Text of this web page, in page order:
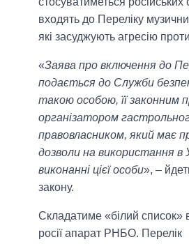
входять до Переліку
які засуджують агресію
«Заява про включення до
подається до Служби
такою особою, її законним
організатором
правовласником, який має
дозволи на використання в
виконанні цієї особи», –
закону.
Складатиме «білий список»
росії апарат РНБО. Перелік